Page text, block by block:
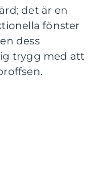
det är en
fönster
dess
trygg med att